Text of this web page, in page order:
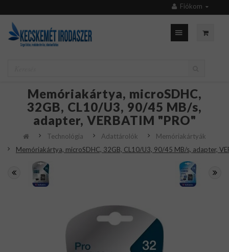
Fiókom
Memóriakártya, microSDHC,
32GB, CL10/U3, 90/45 MB/s,
adapter, VERBATIM "PRO"
Technológia Adattárolók
Memóriakártyák
Memóriakártya, microSDHC, 32GB, CL10/U3, 90/45 MB/s, adapter,